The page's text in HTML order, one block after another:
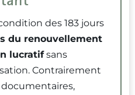
des 183 jours
du renouvellement
lucratifsans
Contrairement